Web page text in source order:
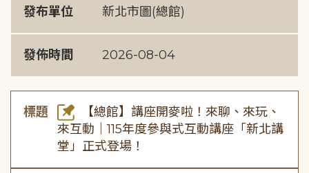
發布單位 新北市圖(總館)
發佈時間 2026-08-04
標題
【總館】講座開麥啦！來聊、來玩、
來互動｜115年度參與式互動講座「新北講
堂」正式登場！